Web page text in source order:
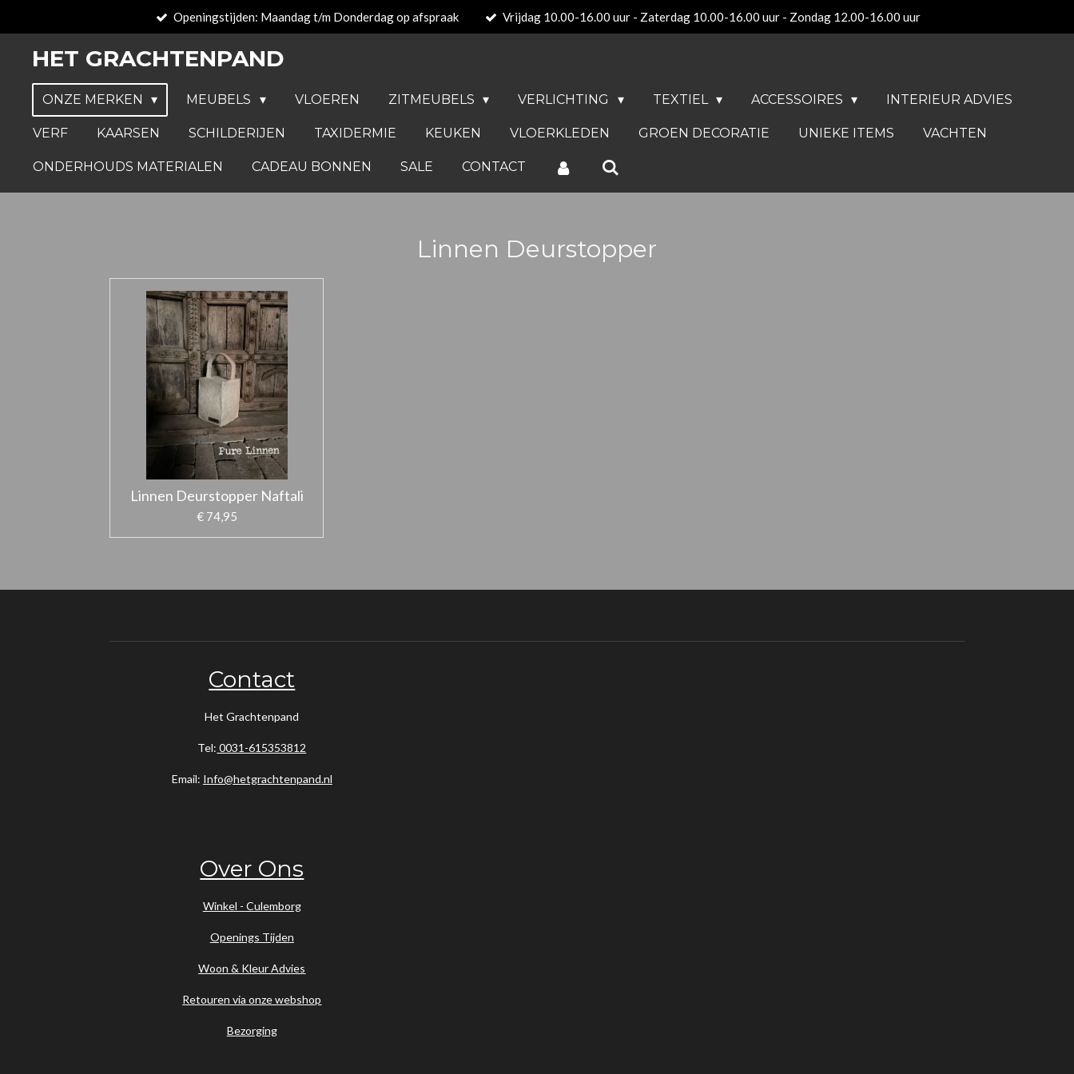
hoofdinhoud
Openingstijden: Maandag t/m Donderdag op afspraak Vrijdag 10.00-16.00 uur - Zaterdag 10.00-16.00 uur - Zondag 12.00-16.00 uur
HET GRACHTENPAND
ONZE MERKEN MEUBELS VLOEREN ZITMEUBELS VERLICHTING TEXTIEL ACCESSOIRES INTERIEUR ADVIES
VERF KAARSEN SCHILDERIJEN TAXIDERMIE KEUKEN VLOERKLEDEN GROEN DECORATIE UNIEKE ITEMS VACHTEN
ONDERHOUDS MATERIALEN CADEAU BONNEN SALE CONTACT
Linnen Deurstopper
Linnen Deurstopper Naftali
€ 74,95
Contact
Het Grachtenpand
Tel: 0031-615353812
Email: Info@hetgrachtenpand.nl
Over Ons
Winkel - Culemborg
Openings Tijden
Woon & Kleur Advies
Retouren via onze webshop
Bezorging